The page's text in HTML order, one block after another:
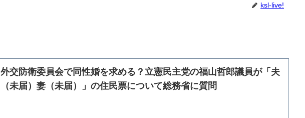
ksl-live!
外交防衛委員会で同性婚を求める？立憲民主党の福山哲郎議員が「夫
（未届）妻（未届）」の住民票について総務省に質問